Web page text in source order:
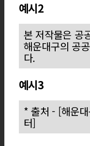
예시2
본 저작물은 공
해운대구의 공
다.
예시3
* 출처 - [해운
터]